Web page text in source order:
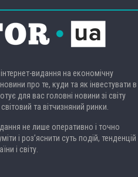
видання на економічну
про те, куди та як інвестувати в
для вас головні новини зі світу
та вітчизняний ринки.
не лише оперативно і точно
і роз’яснити суть подій, тенденцій
і світу.